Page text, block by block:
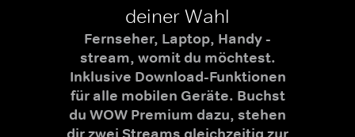
deiner Wahl
Fernseher, Laptop, Handy -
stream, womit du möchtest.
Inklusive Download-Funktionen
für alle mobilen Geräte. Buchst
du WOW Premium dazu, stehen
dir zwei Streams gleichzeitig zur